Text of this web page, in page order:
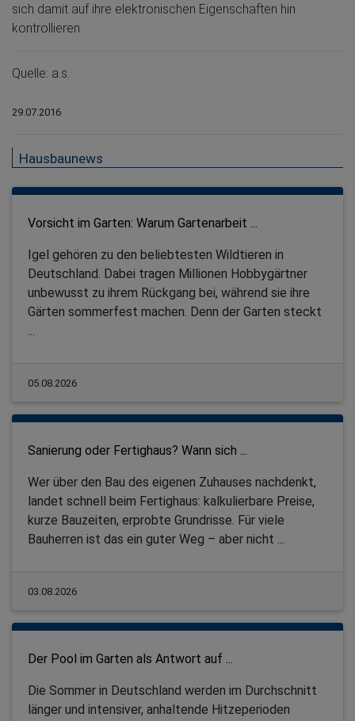
sich damit auf ihre elektronischen Eigenschaften hin
kontrollieren.
Quelle: a.s.
29.07.2016
Hausbaunews
Vorsicht im Garten: Warum Gartenarbeit ...
Igel gehören zu den beliebtesten Wildtieren in
Deutschland. Dabei tragen Millionen Hobbygärtner
unbewusst zu ihrem Rückgang bei, während sie ihre
Gärten sommerfest machen. Denn der Garten steckt
05.08.2026
Sanierung oder Fertighaus? Wann sich ...
Wer über den Bau des eigenen Zuhauses nachdenkt,
landet schnell beim Fertighaus: kalkulierbare Preise,
kurze Bauzeiten, erprobte Grundrisse. Für viele
Bauherren ist das ein guter Weg – aber nicht ...
03.08.2026
Der Pool im Garten als Antwort auf ...
Die Sommer in Deutschland werden im Durchschnitt
länger und intensiver, anhaltende Hitzeperioden